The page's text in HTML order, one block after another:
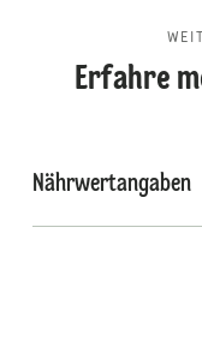
Erfahre
Nährwertangaben